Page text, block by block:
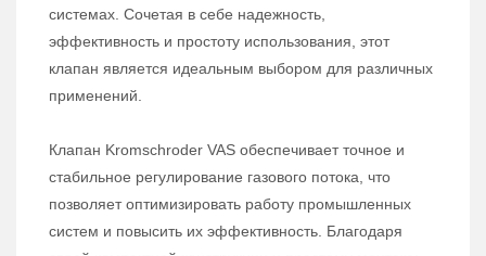
системах. Сочетая в себе надежность,
эффективность и простоту использования, этот
клапан является идеальным выбором для различных
применений.
Клапан Kromschroder VAS обеспечивает точное и
стабильное регулирование газового потока, что
позволяет оптимизировать работу промышленных
систем и повысить их эффективность. Благодаря